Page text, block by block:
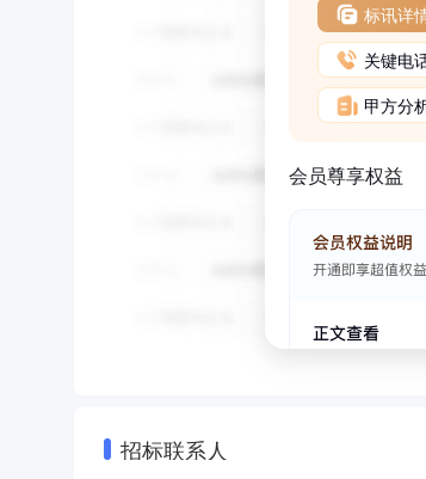
标讯详
关键电
甲方分
会员尊享权益
招标联系人